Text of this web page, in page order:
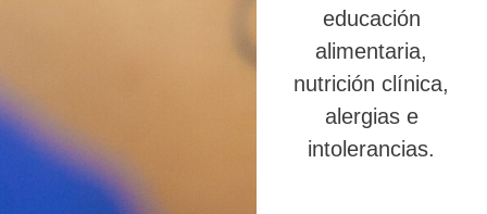
educación
alimentaria,
nutrición clínica,
alergias e
intolerancias.